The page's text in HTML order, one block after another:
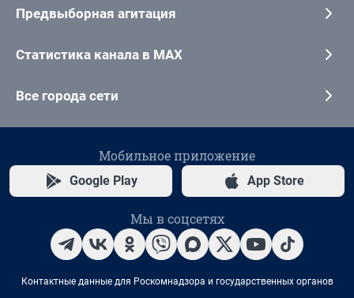
Предвыборная агитация
Статистика канала в MAX
Все города сети
Мобильное приложение
Google Play App Store
Мы в соцсетях
Контактные данные для Роскомнадзора и государственных органов